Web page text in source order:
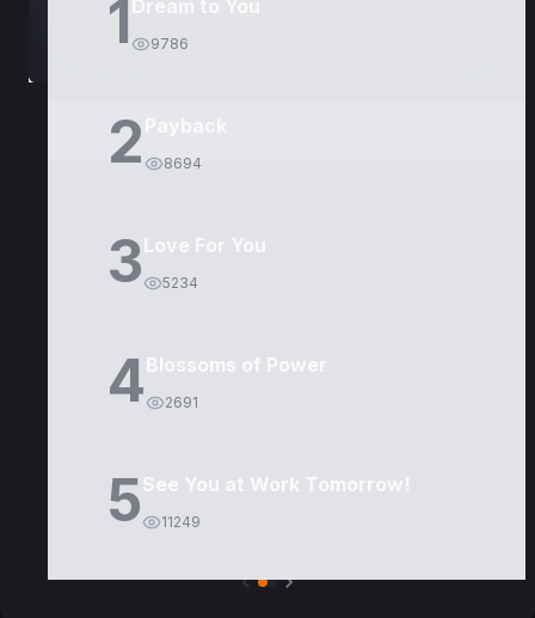
1 Dream to You
9786
2 8694
3Love For You
5234
4Blossoms of Power
2691
5See You at Work Tomorrow!
11249